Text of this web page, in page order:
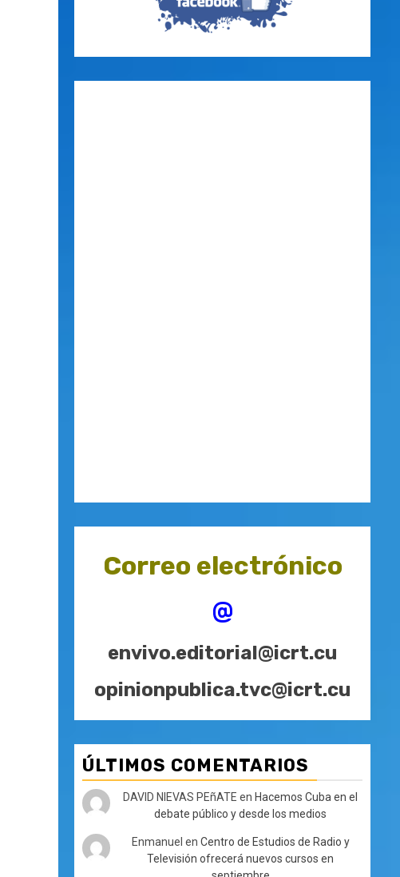
Correo electrónico
@
envivo.editorial@icrt.cu
opinionpublica.tvc@icrt.cu
ÚLTIMOS COMENTARIOS
DAVID NIEVAS PEñATE en Hacemos Cuba en el
debate público y desde los medios
Enmanuel en Centro de Estudios de Radio y
Televisión ofrecerá nuevos cursos en